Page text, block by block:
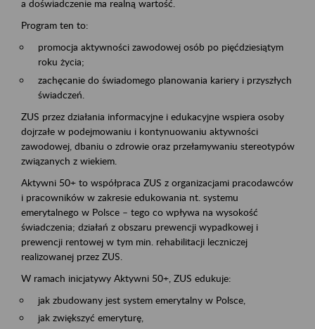
a doświadczenie ma realną wartość.
Program ten to:
promocja aktywności zawodowej osób po pięćdziesiątym
roku życia;
zachęcanie do świadomego planowania kariery i przyszłych
świadczeń.
ZUS przez działania informacyjne i edukacyjne wspiera osoby
dojrzałe w podejmowaniu i kontynuowaniu aktywności
zawodowej, dbaniu o zdrowie oraz przełamywaniu stereotypów
związanych z wiekiem.
Aktywni 50+ to współpraca ZUS z organizacjami pracodawców
i pracowników w zakresie edukowania nt. systemu
emerytalnego w Polsce – tego co wpływa na wysokość
świadczenia; działań z obszaru prewencji wypadkowej i
prewencji rentowej w tym min. rehabilitacji leczniczej
realizowanej przez ZUS.
W ramach inicjatywy Aktywni 50+, ZUS edukuje:
jak zbudowany jest system emerytalny w Polsce,
jak zwiększyć emeryturę,